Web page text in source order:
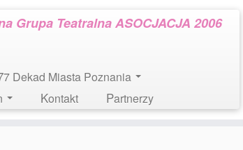
Grupa Teatralna ASOCJACJA 2006
77 Dekad Miasta Poznania
Kontakt Partnerzy